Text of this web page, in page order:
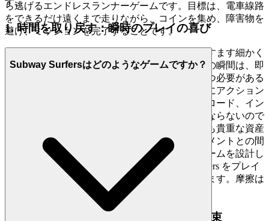
1. 時間を取り戻す：瞬時のプレイの喜び
常にあなたの注意を要求し、あなたの時間をますます細かく
分割する世界において、私たちはあなたの逃避の瞬間は、即
時かつ楽であるべきだと信じています。なぜ待つ必要がある
のでしょうか？あなたが求めているのが、すぐにアクション
に飛び込むことだけなのに、なぜ延々とダウンロード、イン
ストール、またはアップデートに耐えなければならないので
しょうか？私たちはあなたの時間をあなたの最も貴重な資産
として尊重し、あなたとあなたのエンターテイメントとの間
のすべての障壁を取り除くようにプラットフォームを設計し
ました。これが私たちの約束です。Subway Surfers をプレイ
したいときは、数秒でゲームに入ることができます。摩擦は
なく、純粋で、即時の楽しさだけです。
2. 誠実な楽しさ：ゼロプレッシャーの約束
ら逃げるエンドレスランナーゲームです。目標は、電車線路
をできるだけ遠くまで走りながら、コインを集め、障害物を
避け、ミッションを完了することです。
Subway Surfersはどのようなゲームですか？